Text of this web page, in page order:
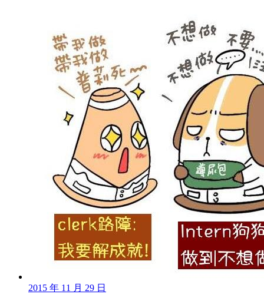
2015 年 11 月 29 日